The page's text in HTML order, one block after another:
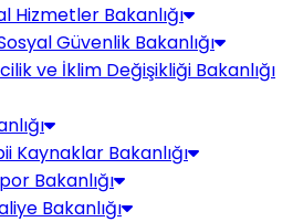
Hizmetler Bakanlığı
Güvenlik Bakanlığı
ve İklim Değişikliği Bakanlığı
Kaynaklar Bakanlığı
Bakanlığı
Bakanlığı